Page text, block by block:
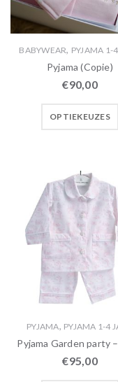
BABYWEAR, PYJAMA 1-
Pyjama (Copie)
€90,00
OPTIEKEUZES
PYJAMA, PYJAMA 1-4
Pyjama Garden party
€95,00